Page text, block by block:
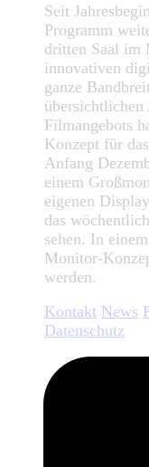
Seit
Programm
dritten Saal im
innovativen
ganze
übersichtlichen
Filmangebots
Konzept für
Anfang
einem
eigenen
das
sehen. In
Monitor-
werden.
Kontakt News
Datenschutz